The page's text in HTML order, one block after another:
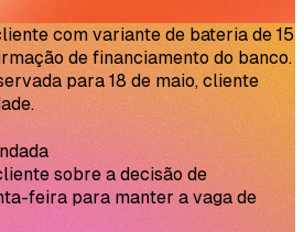
com variante de bateria de 15
de financiamento do banco.
para 18 de maio, cliente